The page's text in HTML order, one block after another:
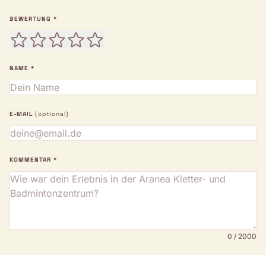
BEWERTUNG *
NAME *
E-MAIL (optional)
KOMMENTAR *
0 / 2000